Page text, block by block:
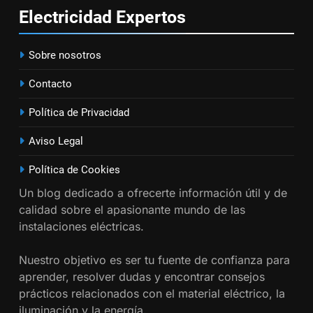
comercios
INSTALACIONES ELÉCTRICAS
18
instalación eléctrica en casa.
INSTALACIONES ELÉCTRICAS
Electricidad Expertos
Sobre nosotros
Contacto
Política de Privacidad
Aviso Legal
Política de Cookies
Un blog dedicado a ofrecerte información útil y de
calidad sobre el apasionante mundo de las
instalaciones eléctricas.
Nuestro objetivo es ser tu fuente de confianza para
aprender, resolver dudas y encontrar consejos
prácticos relacionados con el material eléctrico, la
iluminación y la energía.